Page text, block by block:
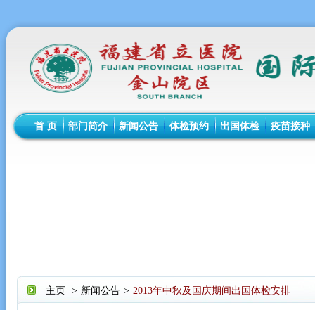
首 页 部门简介 新闻公告 体检预约 出国体检 疫苗接种
主页 > 新闻公告 > 2013年中秋及国庆期间出国体检安排